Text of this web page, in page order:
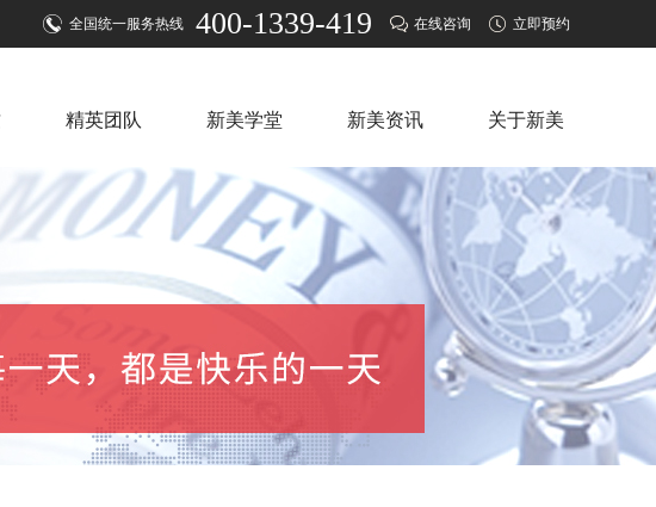
400-1339-419
全国统一服务热线 在线咨询 立即预约
精英团队 新美学堂 新美资讯 关于新美